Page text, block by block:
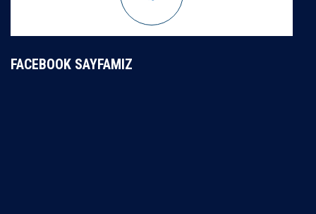
FACEBOOK SAYFAMIZ